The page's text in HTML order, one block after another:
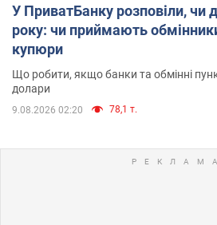
У ПриватБанку розповіли, чи
року: чи приймають
купюри
Що робити, якщо банки та обмінні
долари
9.08.2026 02:20 78,1 т.